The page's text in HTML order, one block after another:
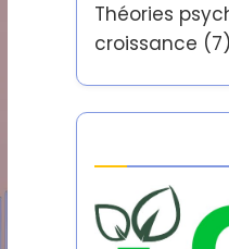
Théories
croissance (7)